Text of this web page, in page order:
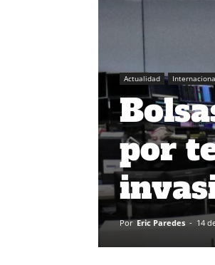
Actualidad
por
Por Eric Paredes - 14